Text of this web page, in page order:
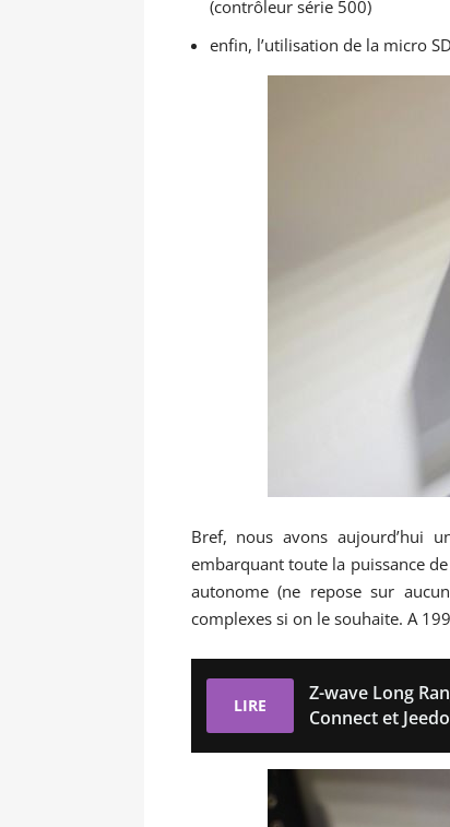
(contrôleur série 500)
enfin, l’utilisation de la micro
Bref, nous avons aujourd’hui
embarquant toute la puissance
autonome (ne repose sur
complexes si on le souhaite. A
LIRE
Z-wave Long
Connect et